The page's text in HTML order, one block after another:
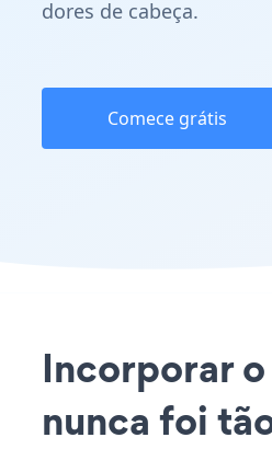
dores de cabeça.
Comece grátis
Incorporar
nunca foi